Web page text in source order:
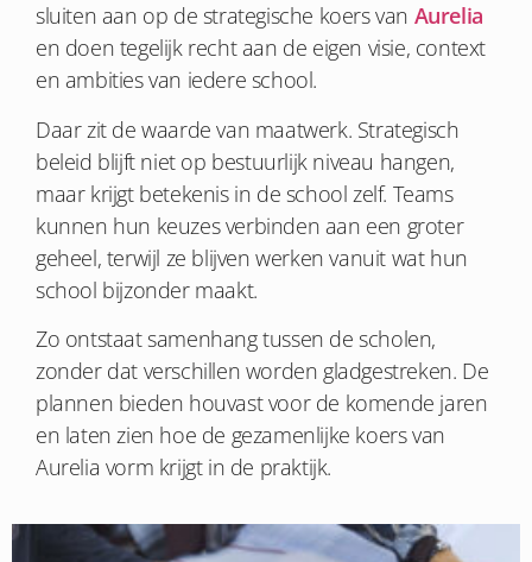
sluiten aan op de strategische koers van Aurelia
en doen tegelijk recht aan de eigen visie, context
en ambities van iedere school.
Daar zit de waarde van maatwerk. Strategisch
beleid blijft niet op bestuurlijk niveau hangen,
maar krijgt betekenis in de school zelf. Teams
kunnen hun keuzes verbinden aan een groter
geheel, terwijl ze blijven werken vanuit wat hun
school bijzonder maakt.
Zo ontstaat samenhang tussen de scholen,
zonder dat verschillen worden gladgestreken. De
plannen bieden houvast voor de komende jaren
en laten zien hoe de gezamenlijke koers van
Aurelia vorm krijgt in de praktijk.